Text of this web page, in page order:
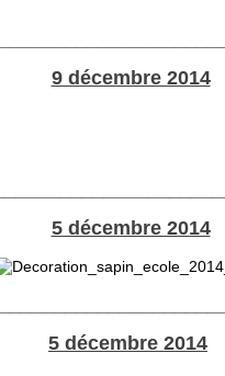
9 décembre 2014
5 décembre 2014
5 décembre 2014